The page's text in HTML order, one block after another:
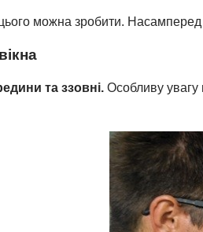
можна зробити. Насамперед
та ззовні. Особливу увагу